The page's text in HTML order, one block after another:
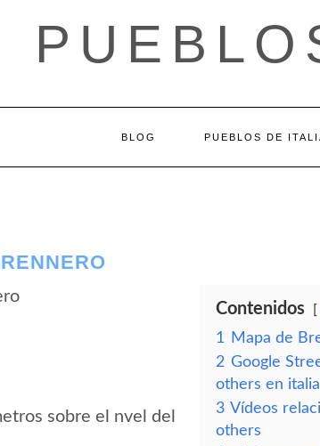
BLOG PUEBLOS DE
sobre el nvel del
Contenidos
1
Mapa de
2 Google
others en italia
3 Vídeos
others